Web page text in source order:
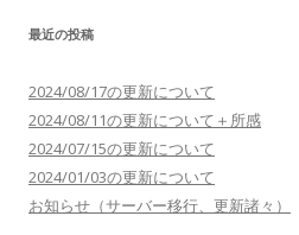
最近の投稿
2024/08/17の更新について
2024/08/11の更新について＋所感
2024/07/15の更新について
2024/01/03の更新について
お知らせ（サーバー移行、更新諸々）